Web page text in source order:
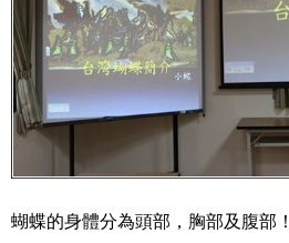
蝴蝶的身體分為頭部，胸部及腹部！